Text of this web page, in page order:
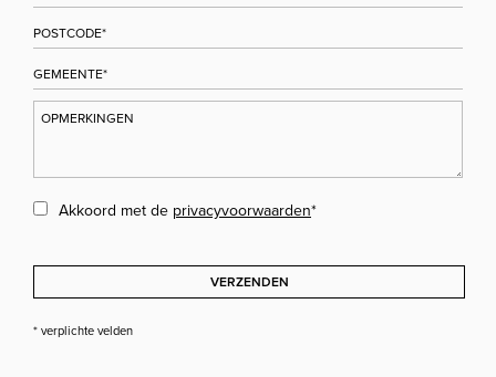
Akkoord met de privacyvoorwaarden*
VERZENDEN
* verplichte velden